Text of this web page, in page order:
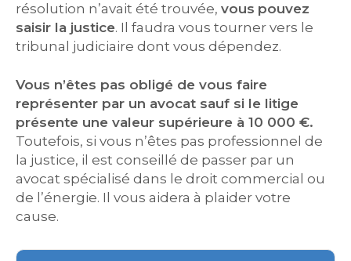
résolution n’avait été trouvée, vous pouvez
saisir la justice. Il faudra vous tourner vers le
tribunal judiciaire dont vous dépendez.
Vous n’êtes pas obligé de vous faire
représenter par un avocat sauf si le litige
présente une valeur supérieure à 10 000 €.
Toutefois, si vous n’êtes pas professionnel de
la justice, il est conseillé de passer par un
avocat spécialisé dans le droit commercial ou
de l’énergie. Il vous aidera à plaider votre
cause.